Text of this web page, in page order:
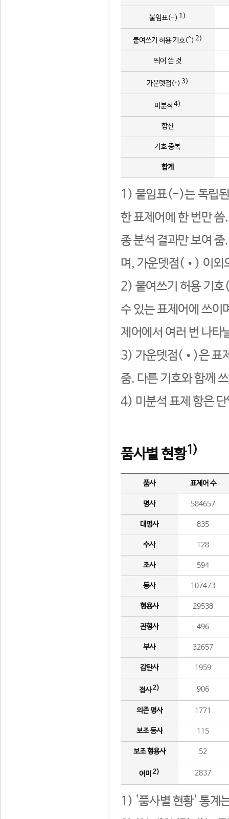
붙임표(-) 1)
붙여쓰기 허용 기호(^) 2)
띄어 쓴 것
가운뎃점(·) 3)
미분석 4)
합산
기호 중복
합계
1) 붙임표(-)는 독립된
한 표제어에 한 번만
종 분석 결과만 보여
며, 가운뎃점(•) 이외
2) 붙여쓰기 허용 기호
수 있는 표제어에 쓰이
제어에서 여러 번 나타
3) 가운뎃점(•)은 표
줌. 다른 기호와 함께
4) 미분석 표제 항은
품사별 현황1)
품사 표제어 수
명사 584657
대명사 835
수사 128
조사 594
동사 107473
형용사 29538
관형사 496
부사 32657
감탄사 1959
접사2) 906
의존 명사 1771
보조 동사 115
보조 형용사 52
어미 2) 2837
1) '품사별 현황' 통계